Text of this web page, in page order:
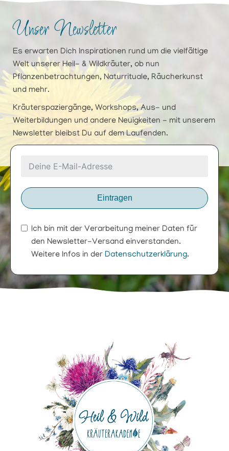
Unser Newsletter
Es erwarten Dich Inspirationen rund um die vielfältige
Welt unserer Heil- & Wildkräuter, ob nun
Pflanzenbetrachtungen, Naturrituale, Räucherkunst
und mehr.
Kräuterspaziergänge, Workshops, Aus- und
Weiterbildungen und andere Neuigkeiten - mit unserem
Newsletter bleibst Du auf dem Laufenden.
Eintragen
Ich bin mit der Verarbeitung meiner Daten für
den Newsletter-Versand einverstanden.
Weitere Infos in der Datenschutzerklärung.